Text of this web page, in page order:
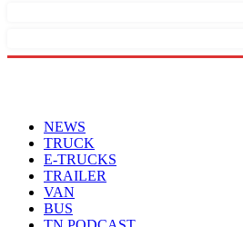
NEWS
TRUCK
E-TRUCKS
TRAILER
VAN
BUS